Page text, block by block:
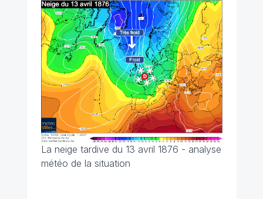
La neige tardive du 13 avril 1876 - analyse
météo de la situation